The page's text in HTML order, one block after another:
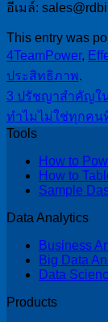
อีเมล์:
This entry was
4TeamPower,
ประสิทธิภาพ.
3 ปรัชญาสำคัญใ
ทำไมไม่ใช่ทุกคน
Tools
How to
How to
Sample
Data Analytics
Business
Big Data
Data
Products